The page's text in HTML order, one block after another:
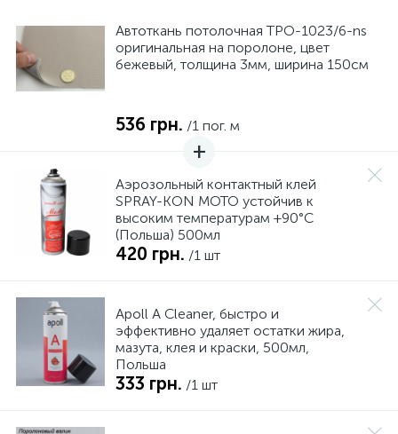
Автоткань потолочная TPO-1023/6-ns
оригинальная на поролоне, цвет
бежевый, толщина 3мм, ширина 150см
536 грн. /1 пог. м
Аэрозольный контактный клей
SPRAY-KON MOTO устойчив к
высоким температурам +90°С
(Польша) 500мл
420 грн. /1 шт
Apoll А Cleaner, быстро и
эффективно удаляет остатки жира,
мазута, клея и краски, 500мл,
Польша
333 грн. /1 шт